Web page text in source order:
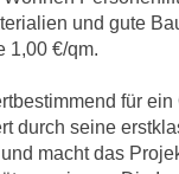
und gute
1,00 €/qm.
für
durch seine
macht das